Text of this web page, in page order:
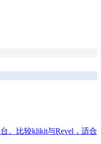
。比较klikit与Revel，适合